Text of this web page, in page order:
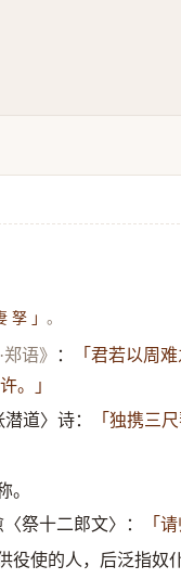
孥 」。
郑语》 ：
「君若以周
。」
道〉诗：
「独携三
〈祭十二郎文〉：
「
役使的人，后泛指奴